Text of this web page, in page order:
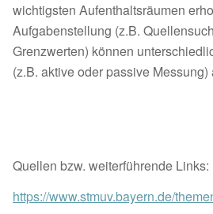
wichtigsten Aufenthaltsräumen
Aufgabenstellung (z.B.
Grenzwerten) können
(z.B. aktive oder passive
Quellen bzw. weiterführende Links:
https://www.stmuv.bayern.de/